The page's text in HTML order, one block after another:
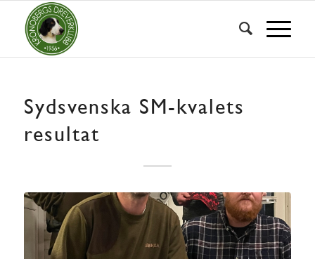
Sydsvenska SM-kvalets
resultat